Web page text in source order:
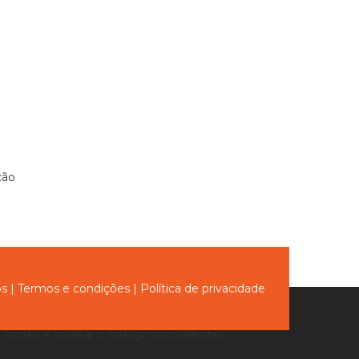
| Termos e condições | Política de privacidade
e analisar o tráfego nos websites.